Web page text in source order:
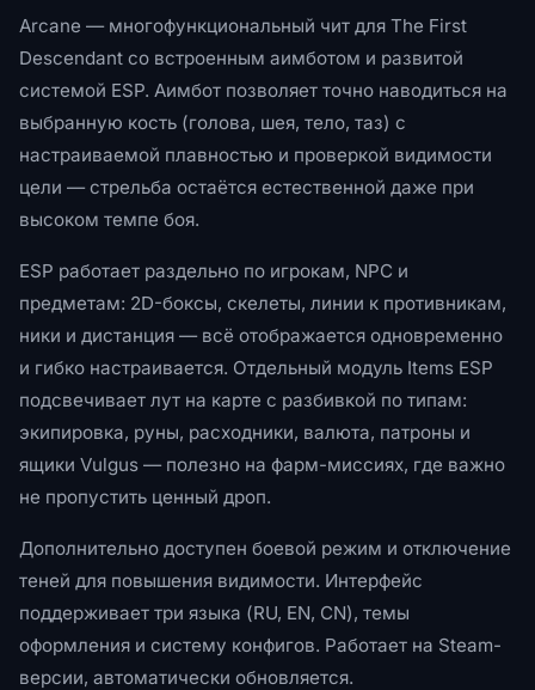
Arcane — многофункциональный чит для The First
Descendant со встроенным аимботом и развитой
системой ESP. Аимбот позволяет точно наводиться на
выбранную кость (голова, шея, тело, таз) с
настраиваемой плавностью и проверкой видимости
цели — стрельба остаётся естественной даже при
высоком темпе боя.
ESP работает раздельно по игрокам, NPC и
предметам: 2D-боксы, скелеты, линии к противникам,
ники и дистанция — всё отображается одновременно
и гибко настраивается. Отдельный модуль Items ESP
подсвечивает лут на карте с разбивкой по типам:
экипировка, руны, расходники, валюта, патроны и
ящики Vulgus — полезно на фарм-миссиях, где важно
не пропустить ценный дроп.
Дополнительно доступен боевой режим и отключение
теней для повышения видимости. Интерфейс
поддерживает три языка (RU, EN, CN), темы
оформления и систему конфигов. Работает на Steam-
версии, автоматически обновляется.